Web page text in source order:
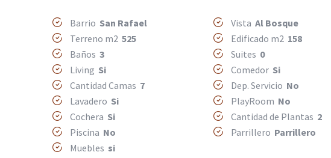
Barrio San Rafael Vista Al Bosque
Terreno m2 525 Edificado m2 158
Baños 3 Suites 0
Living Si Comedor Si
Cantidad Camas 7 Dep. Servicio No
Lavadero Si PlayRoom No
Cochera Si Cantidad de Plantas 2
Piscina No Parrillero Parrillero
Muebles si